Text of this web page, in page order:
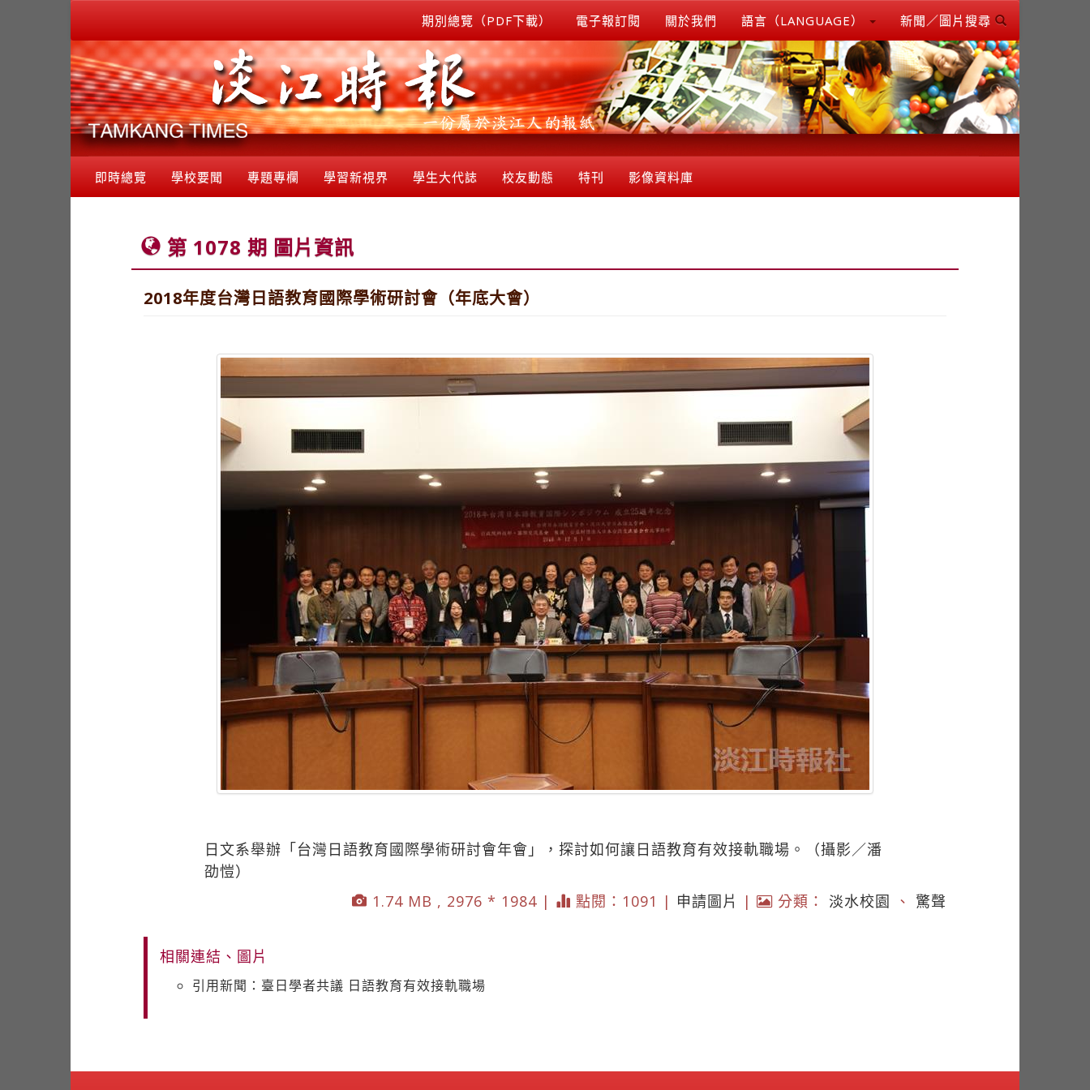
期別總覽（PDF下載） 電子報訂閱 關於我們 語言（LANGUAGE） 新聞／圖片搜尋
即時總覽 學校要聞 專題專欄 學習新視界 學生大代誌 校友動態 特刊 影像資料庫
第 1078 期 圖片資訊
2018年度台灣日語教育國際學術研討會（年底大會）
日文系舉辦「台灣日語教育國際學術研討會年會」，探討如何讓日語教育有效接軌職場。（攝影／潘
劭愷）
1.74 MB , 2976 * 1984 |
點閱：1091 | 申請圖片 | 分類： 淡水校園 、 驚聲
相關連結、圖片
引用新聞：臺日學者共議 日語教育有效接軌職場